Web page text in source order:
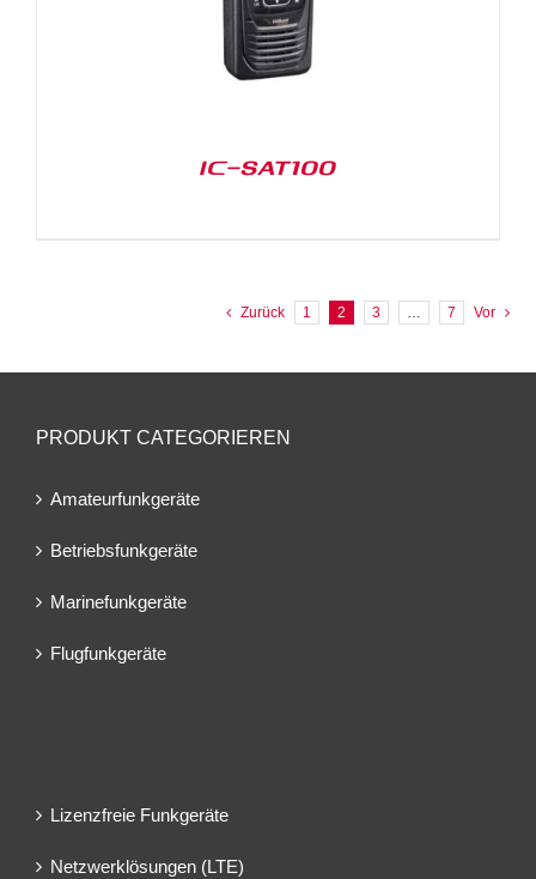
IC-SAT100
Zurück 1 2 3 … 7 Vor
PRODUKT CATEGORIEREN
Amateurfunkgeräte
Betriebsfunkgeräte
Marinefunkgeräte
Flugfunkgeräte
Lizenzfreie Funkgeräte
Netzwerklösungen (LTE)